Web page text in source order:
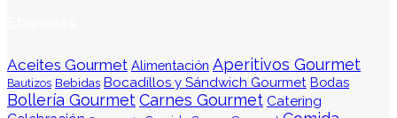
Aceites Gourmet Alimentación Aperitivos Gourmet
Bautizos Bebidas Bocadillos y Sándwich Gourmet Bodas
Bollería GourmetCarnes Gourmet Catering